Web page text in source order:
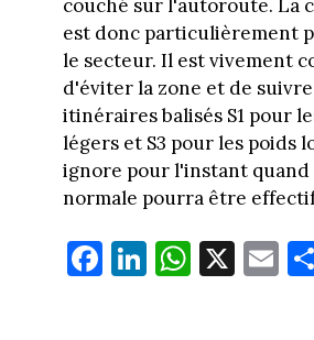
couché sur l'autoroute. La
est donc particulièrement
le secteur. Il est vivement
d'éviter la zone et de
itinéraires balisés S1 pour
légers et S3 pour les poids
ignore pour l'instant quand
normale pourra être
Fa
ce
Li
nk
W
ha
X E
m